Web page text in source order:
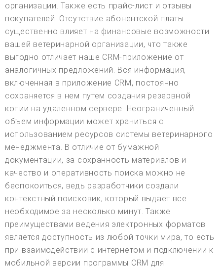
организации. Также есть прайс-лист и отзывы
покупателей. Отсутствие абонентской платы
существенно влияет на финансовые возможности
вашей ветеринарной организации, что также
выгодно отличает наше CRM-приложение от
аналогичных предложений. Вся информация,
включенная в приложение CRM, постоянно
сохраняется в нем путем создания резервной
копии на удаленном сервере. Неограниченный
объем информации может храниться с
использованием ресурсов системы ветеринарного
менеджмента. В отличие от бумажной
документации, за сохранность материалов и
качество и оперативность поиска можно не
беспокоиться, ведь разработчики создали
контекстный поисковик, который выдает все
необходимое за несколько минут. Также
преимуществами ведения электронных форматов
является доступность из любой точки мира, то есть
при взаимодействии с интернетом и подключении к
мобильной версии программы CRM для